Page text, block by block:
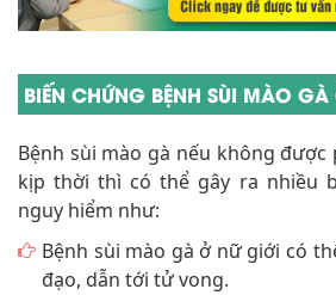
BIẾN CHỨNG BỆNH SÙI MÀO
Bệnh sùi mào gà nếu không
kịp thời thì có thể gây ra nhiều
nguy hiểm như:
Bệnh sùi mào gà ở nữ giới có
đạo, dẫn tới tử vong.